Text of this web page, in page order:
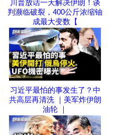
川普放话一天解决伊朗！谈
判濒临破裂，400公斤浓缩铀
成最大变数【
习近平最怕的事发生了？中
共高层再清洗 ｜美军炸伊朗
油轮 ｜